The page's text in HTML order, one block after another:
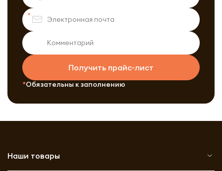
Получить прайс-лист
Обязательны к заполнению
Наши товары